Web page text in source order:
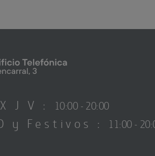
J V : 10:00 - 20:00
y Festivos : 11:00 -